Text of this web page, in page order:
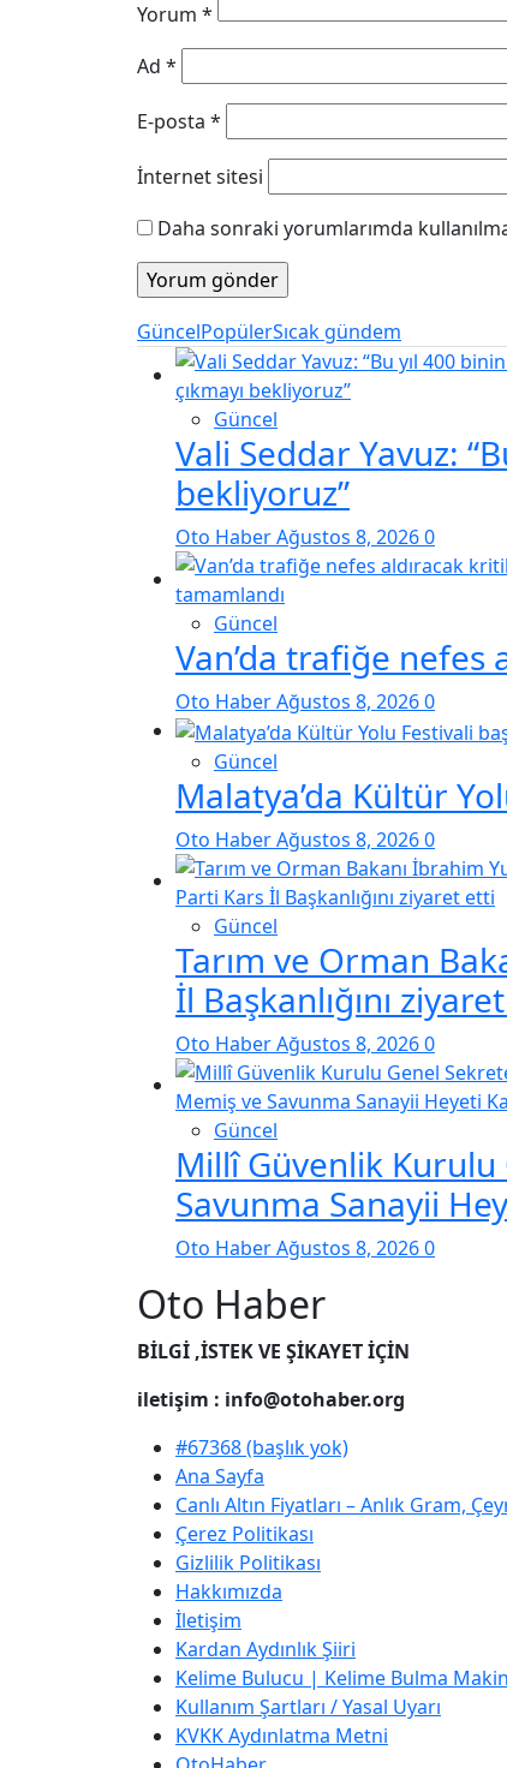
Yorum *
Ad *
E-posta *
İnternet sitesi
Daha sonraki yorumlarımda
GüncelPopülerSıcak gündem
Güncel
Vali Seddar Yavuz:
bekliyoruz”
Oto HaberAğustos 8, 20260
Güncel
Van’da trafiğe nefes
Oto HaberAğustos 8, 20260
Güncel
Malatya’da Kültür
Oto HaberAğustos 8, 20260
Güncel
Tarım ve Orman
İl Başkanlığını
Oto HaberAğustos 8, 20260
Güncel
Millî Güvenlik
Savunma Sanayii
Oto HaberAğustos 8, 20260
Oto Haber
BİLGİ ,İSTEK VE ŞİKAYET İÇİN
iletişim : info@otohaber.org
#67368 (başlık yok)
Ana Sayfa
Canlı Altın Fiyatları – Anlık Gram,
Çerez Politikası
Gizlilik Politikası
Hakkımızda
İletişim
Kardan Aydınlık Şiiri
Kelime Bulucu | Kelime Bulma
Kullanım Şartları / Yasal Uyarı
KVKK Aydınlatma Metni